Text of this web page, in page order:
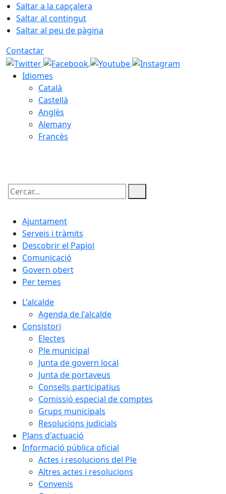
Saltar a la capçalera
Saltar al contingut
Saltar al peu de pàgina
Contactar
Idiomes
Català
Castellà
Anglès
Alemany
Francès
Cercar:
Ajuntament
Serveis i tràmits
Descobrir el Papiol
Comunicació
Govern obert
Per temes
L'alcalde
Agenda de l'alcalde
Consistori
Electes
Ple municipal
Junta de govern local
Junta de portaveus
Consells participatius
Comissió especial de comptes
Grups municipals
Resolucions judicials
Plans d'actuació
Informació pública oficial
Actes i resolucions del Ple
Altres actes i resolucions
Convenis